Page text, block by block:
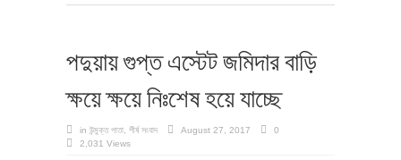
পদুয়ায় গুপ্ত এস্টেট জমিদার বাড়ি
ক্ষয়ে ক্ষয়ে নিঃশেষ হয়ে যাচ্ছে
in উন্মুক্ত পাতা শীর্ষ সংবাদ August 27, 2017
0
2,031 Views